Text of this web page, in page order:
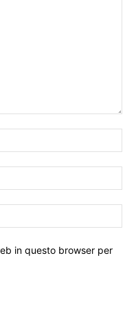
in questo browser per